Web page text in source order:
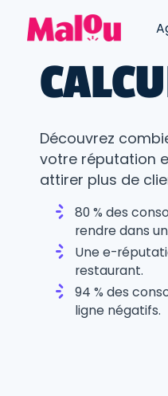
Découvrez
votre réputation
attirer plus de
80 % des
rendre dans
Une e-
restaurant.
94 % des
ligne négatifs.